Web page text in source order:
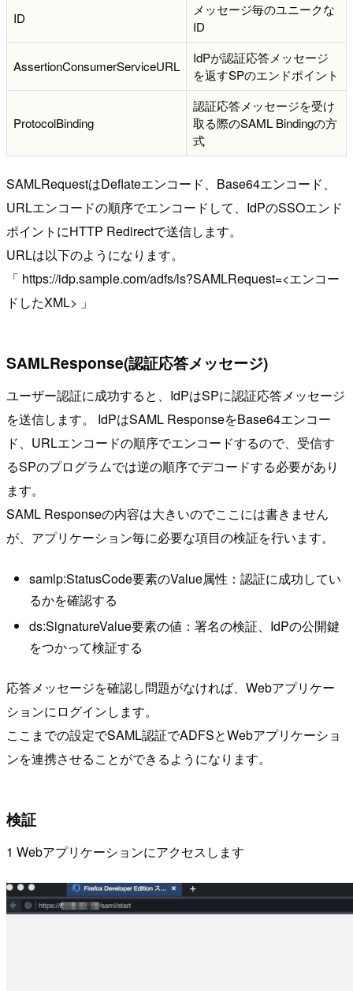
ID
メッセージ毎のユニークな
ID
AssertionConsumerServiceURL
IdPが認証応答メッセージ
を返すSPのエンドポイント
ProtocolBinding
認証応答メッセージを受け
取る際のSAML Bindingの方
式
SAMLRequestはDeflateエンコード、Base64エンコード、
URLエンコードの順序でエンコードして、IdPのSSOエンド
ポイントにHTTP Redirectで送信します。
URLは以下のようになります。
「 https://idp.sample.com/adfs/ls?SAMLRequest=<エンコー
ドしたXML> 」
SAMLResponse(認証応答メッセージ)
ユーザー認証に成功すると、IdPはSPに認証応答メッセージ
を送信します。 IdPはSAML ResponseをBase64エンコー
ド、URLエンコードの順序でエンコードするので、受信す
るSPのプログラムでは逆の順序でデコードする必要があり
ます。
SAML Responseの内容は大きいのでここには書きません
が、アプリケーション毎に必要な項目の検証を行います。
samlp:StatusCode要素のValue属性：認証に成功してい
るかを確認する
ds:SignatureValue要素の値：署名の検証、IdPの公開鍵
をつかって検証する
応答メッセージを確認し問題がなければ、Webアプリケー
ションにログインします。
ここまでの設定でSAML認証でADFSとWebアプリケーショ
ンを連携させることができるようになります。
検証
1 Webアプリケーションにアクセスします